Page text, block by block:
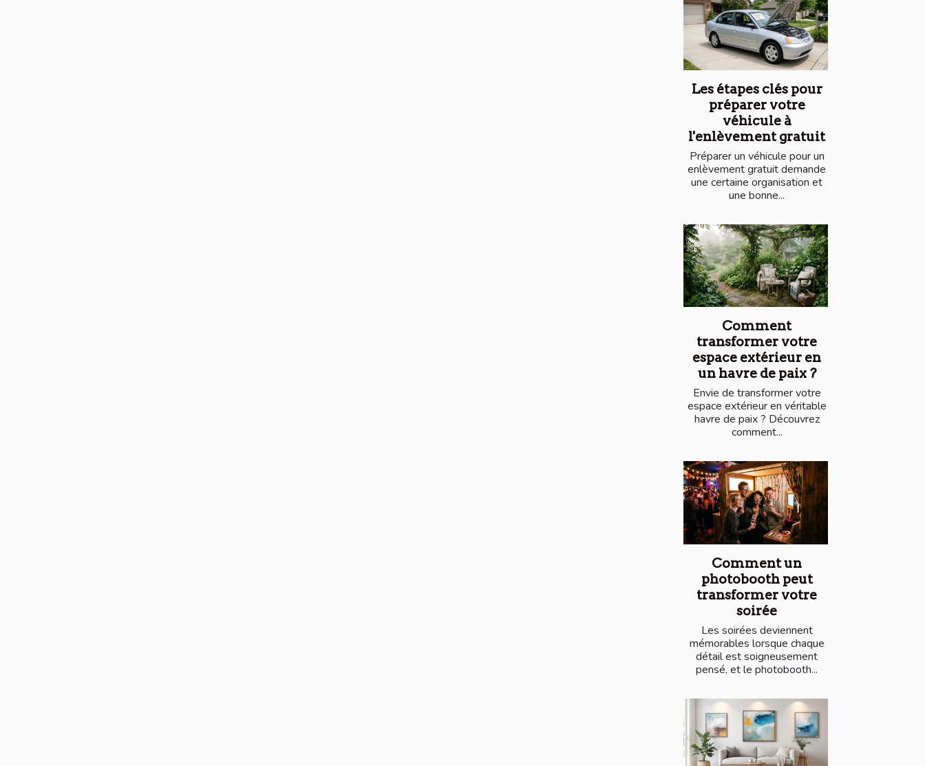
Les étapes clés pour
préparer votre
véhicule à
l'enlèvement gratuit
Préparer un véhicule pour un
enlèvement gratuit demande
une certaine organisation et
une bonne...
Comment
transformer votre
espace extérieur en
un havre de paix ?
Envie de transformer votre
espace extérieur en véritable
havre de paix ? Découvrez
comment...
Comment un
photobooth peut
transformer votre
soirée
Les soirées deviennent
mémorables lorsque chaque
détail est soigneusement
pensé, et le photobooth...